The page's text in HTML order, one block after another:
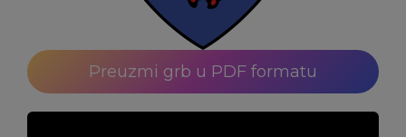
Preuzmi grb u PDF formatu